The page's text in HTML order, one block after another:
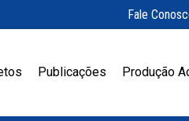
Fale
Publicações Produção